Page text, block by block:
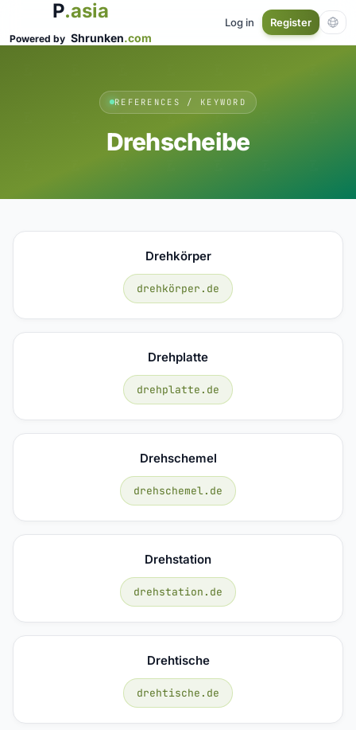
P.asia
Powered by Shrunken.com
Log in Register
REFERENCES / KEYWORD
Drehscheibe
Drehkörper
drehkörper.de
Drehplatte
drehplatte.de
Drehschemel
drehschemel.de
Drehstation
drehstation.de
Drehtische
drehtische.de